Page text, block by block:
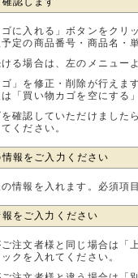
ゴに入れる」ボタンをク
定の商品番号・商品名・
る場合は、左のメニュー
ゴ」を修正・削除が行え
は「買い物カゴを空にする
確認していただけました
ください。
報をご入力ください
情報を入れます。必須項
をご入力ください
注文者様と同じ場合は「
クを入れてください。